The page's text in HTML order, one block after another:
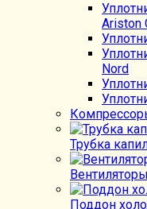
Ariston
Nord
Трубка
Поддон